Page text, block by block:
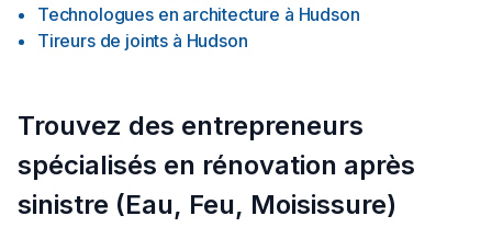
Technologues en architecture à Hudson
Tireurs de joints à Hudson
Trouvez des entrepreneurs
spécialisés en rénovation après
sinistre (Eau, Feu, Moisissure)